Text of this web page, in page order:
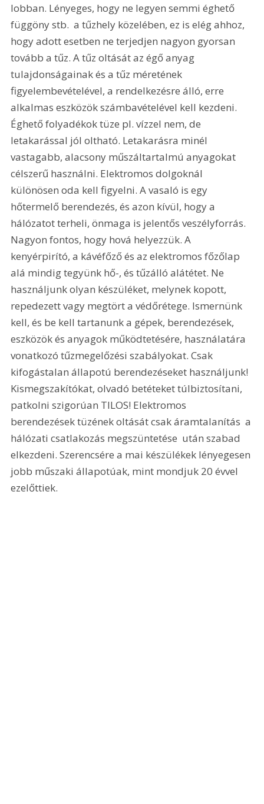
lobban. Lényeges, hogy ne legyen semmi éghető 
függöny stb.  a tűzhely közelében, ez is elég ahhoz,
hogy adott esetben ne terjedjen nagyon gyorsan
tovább a tűz. A tűz oltását az égő anyag
tulajdonságainak és a tűz méretének
figyelembevételével, a rendelkezésre álló, erre
alkalmas eszközök számbavételével kell kezdeni.
Éghető folyadékok tüze pl. vízzel nem, de
letakarással jól oltható. Letakarásra minél
vastagabb, alacsony műszáltartalmú anyagokat
célszerű használni. Elektromos dolgoknál
különösen oda kell figyelni. A vasaló is egy
hőtermelő berendezés, és azon kívül, hogy a
hálózatot terheli, önmaga is jelentős veszélyforrás.
Nagyon fontos, hogy hová helyezzük. A
kenyérpirító, a kávéfőző és az elektromos főzőlap
alá mindig tegyünk hő-, és tűzálló alátétet. Ne
használjunk olyan készüléket, melynek kopott,
repedezett vagy megtört a védőrétege. Ismernünk
kell, és be kell tartanunk a gépek, berendezések,
eszközök és anyagok működtetésére, használatára
vonatkozó tűzmegelőzési szabályokat. Csak
kifogástalan állapotú berendezéseket használjunk!
Kismegszakítókat, olvadó betéteket túlbiztosítani,
patkolni szigorúan TILOS! Elektromos
berendezések tüzének oltását csak áramtalanítás  a
hálózati csatlakozás megszüntetése  után szabad
elkezdeni. Szerencsére a mai készülékek lényegesen
jobb műszaki állapotúak, mint mondjuk 20 évvel
ezelőttiek.